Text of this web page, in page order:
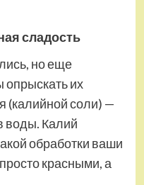
сладость
но еще
их
(калийной соли) —
воды. Калий
обработки ваши
красными, а